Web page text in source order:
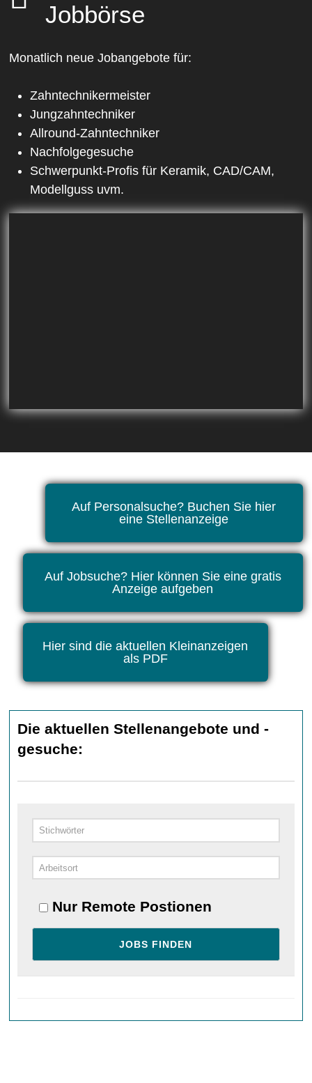
Jobbörse
Monatlich neue Jobangebote für:
Zahntechnikermeister
Jungzahntechniker
Allround-Zahntechniker
Nachfolgegesuche
Schwerpunkt-Profis für Keramik, CAD/CAM,
Modellguss uvm.
Auf Personalsuche? Buchen Sie hier
eine Stellenanzeige
Auf Jobsuche? Hier können Sie eine gratis
Anzeige aufgeben
Hier sind die aktuellen Kleinanzeigen
als PDF
Die aktuellen Stellenangebote und -
gesuche:
Nur Remote Postionen